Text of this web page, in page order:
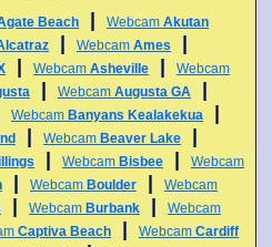
Beach Webcam Akutan
Webcam Ames
Webcam Asheville
Webcam
Webcam Augusta GA
Webcam Banyans Kealakekua
Webcam Beaver Lake
Webcam Bisbee
Webcam
Webcam Boulder
Webcam
Webcam Burbank
Webcam
Captiva Beach Webcam Cardiff